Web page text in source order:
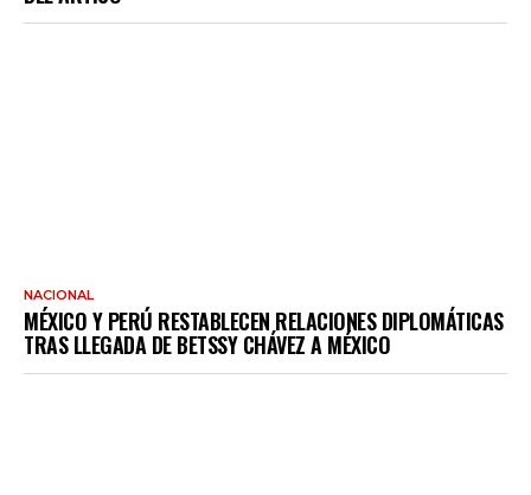
NACIONAL
MÉXICO Y PERÚ RESTABLECEN RELACIONES DIPLOMÁTICAS
TRAS LLEGADA DE BETSSY CHÁVEZ A MÉXICO